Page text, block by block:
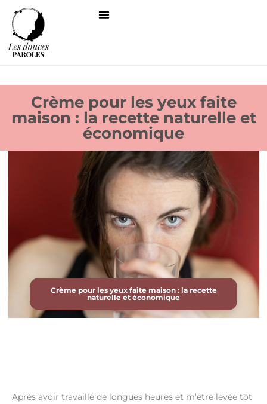
Crème pour les yeux faite
maison : la recette naturelle et
économique
Crème pour les yeux faite maison : la recette
naturelle et économique
Après avoir travaillé de longues heures et m’être levée tôt